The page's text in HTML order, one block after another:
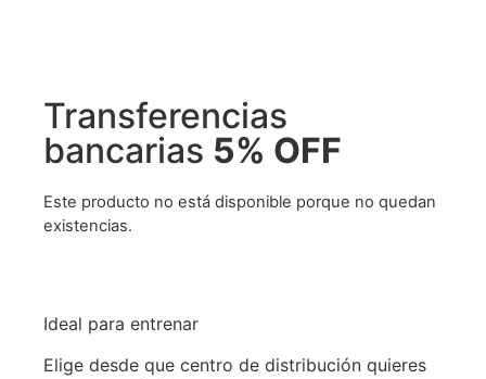
Transferencias
bancarias 5% OFF
Este producto no está disponible porque no quedan
existencias.
Ideal para entrenar
Elige desde que centro de distribución quieres